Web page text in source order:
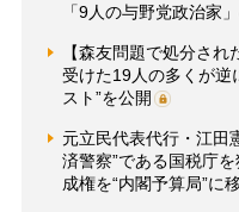
「9人の与野党政治家
【森友問題で処分さ
受けた19人の多くが逆
スト”を公開
元立民代表代行・江田
済警察”である国税庁
成権を“内閣予算局”に